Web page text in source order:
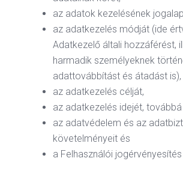
az adatok kezelésének
az adatkezelés módját (ide
Adatkezelő általi hozzáférést,
harmadik személyeknek
adattovábbítást és átadást is),
az adatkezelés célját,
az adatkezelés idejét, továbbá
az adatvédelem és az
követelményeit és
a Felhasználói